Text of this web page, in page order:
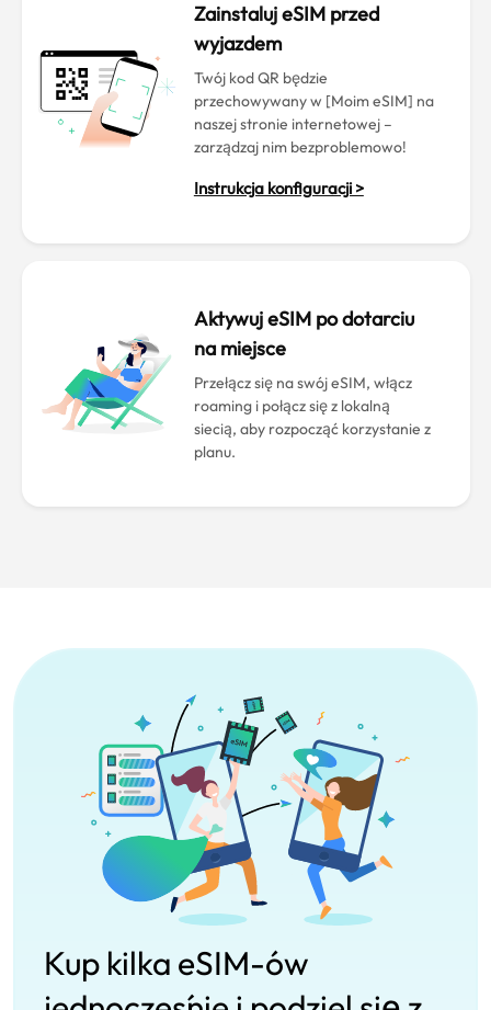
Zainstaluj eSIM przed
wyjazdem
Twój kod QR będzie
przechowywany w [Moim eSIM] na
naszej stronie internetowej –
zarządzaj nim bezproblemowo!
Instrukcja konfiguracji >
Aktywuj eSIM po dotarciu
na miejsce
Przełącz się na swój eSIM, włącz
roaming i połącz się z lokalną
siecią, aby rozpocząć korzystanie z
planu.
Kup kilka eSIM-ów